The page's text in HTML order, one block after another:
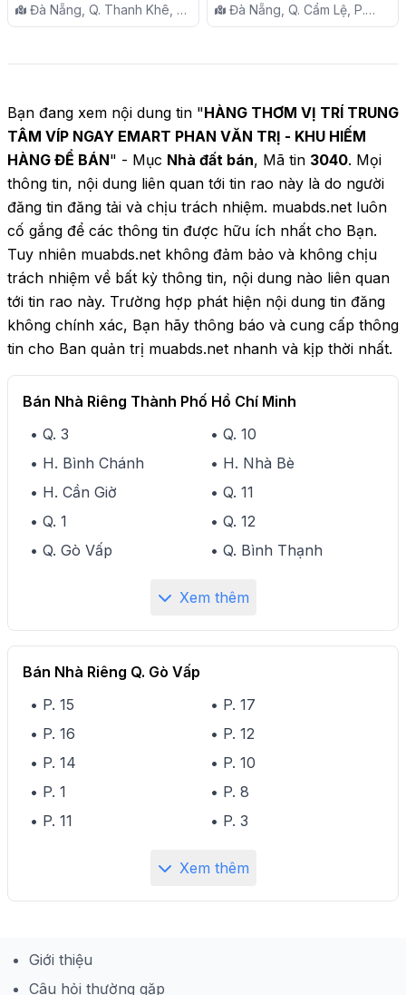
Đà Nẵng, Q. Thanh Khê, P.
Hòa Khê
Đà Nẵng, Q. Cẩm Lệ, P.
Hòa An
Bạn đang xem nội dung tin "HÀNG THƠM VỊ TRÍ TRUNG
TÂM VÍP NGAY EMART PHAN VĂN TRỊ - KHU HIẾM
HÀNG ĐỂ BÁN" - Mục Nhà đất bán, Mã tin 3040. Mọi
thông tin, nội dung liên quan tới tin rao này là do người
đăng tin đăng tải và chịu trách nhiệm. muabds.net luôn
cố gắng để các thông tin được hữu ích nhất cho Bạn.
Tuy nhiên muabds.net không đảm bảo và không chịu
trách nhiệm về bất kỳ thông tin, nội dung nào liên quan
tới tin rao này. Trường hợp phát hiện nội dung tin đăng
không chính xác, Bạn hãy thông báo và cung cấp thông
tin cho Ban quản trị muabds.net nhanh và kịp thời nhất.
Bán Nhà Riêng Thành Phố Hồ Chí Minh
• Q. 3
• Q. 10
• H. Bình Chánh
• H. Nhà Bè
• H. Cần Giờ
• Q. 11
• Q. 1
• Q. 12
• Q. Gò Vấp
• Q. Bình Thạnh
Xem thêm
Bán Nhà Riêng Q. Gò Vấp
• P. 15
• P. 17
• P. 16
• P. 12
• P. 14
• P. 10
• P. 1
• P. 8
• P. 11
• P. 3
Xem thêm
Giới thiệu
Câu hỏi thường gặp